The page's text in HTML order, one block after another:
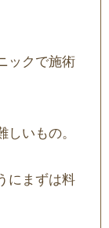
ックで施術
いもの。
にまずは料